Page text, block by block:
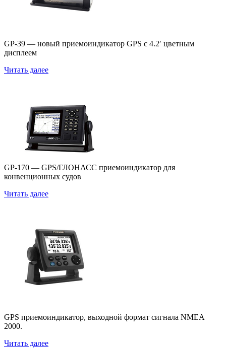
GP-39 — новый приемоиндикатор GPS c 4.2′ цветным
дисплеем
Читать далее
GP-170 — GPS/ГЛОНАСС приемоиндикатор для
конвенционных судов
Читать далее
GPS приемоиндикатор, выходной формат сигнала NMEA
2000.
Читать далее